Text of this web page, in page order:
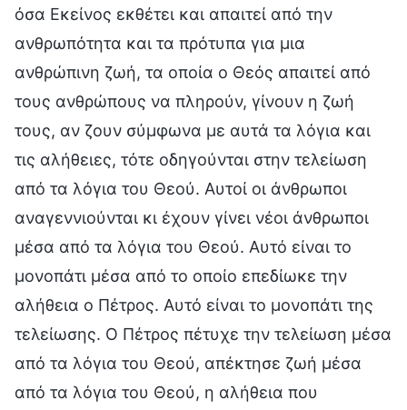
όσα Εκείνος εκθέτει και απαιτεί από την
ανθρωπότητα και τα πρότυπα για μια
ανθρώπινη ζωή, τα οποία ο Θεός απαιτεί από
τους ανθρώπους να πληρούν, γίνουν η ζωή
τους, αν ζουν σύμφωνα με αυτά τα λόγια και
τις αλήθειες, τότε οδηγούνται στην τελείωση
από τα λόγια του Θεού. Αυτοί οι άνθρωποι
αναγεννιούνται κι έχουν γίνει νέοι άνθρωποι
μέσα από τα λόγια του Θεού. Αυτό είναι το
μονοπάτι μέσα από το οποίο επεδίωκε την
αλήθεια ο Πέτρος. Αυτό είναι το μονοπάτι της
τελείωσης. Ο Πέτρος πέτυχε την τελείωση μέσα
από τα λόγια του Θεού, απέκτησε ζωή μέσα
από τα λόγια του Θεού, η αλήθεια που